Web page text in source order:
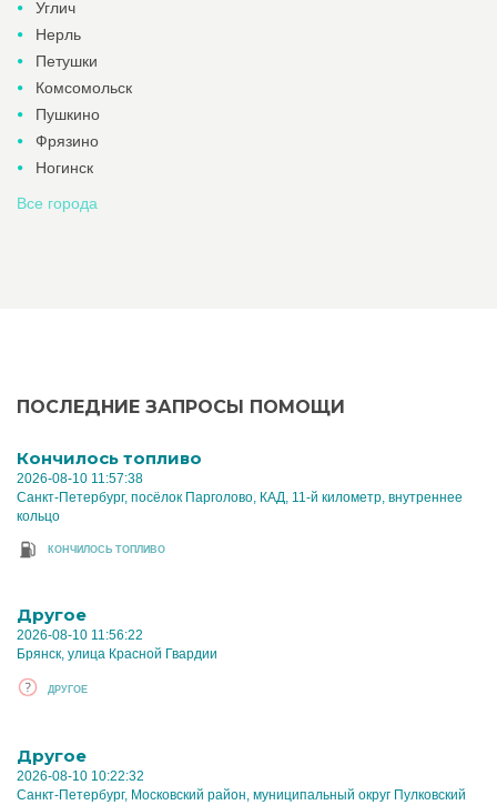
Углич
Нерль
Петушки
Комсомольск
Пушкино
Фрязино
Ногинск
Все города
ПОСЛЕДНИЕ ЗАПРОСЫ ПОМОЩИ
Кончилось топливо
2026-08-10 11:57:38
Санкт-Петербург, посёлок Парголово, КАД, 11-й километр, внутреннее
кольцо
КОНЧИЛОСЬ ТОПЛИВО
Другое
2026-08-10 11:56:22
Брянск, улица Красной Гвардии
ДРУГОЕ
Другое
2026-08-10 10:22:32
Санкт-Петербург, Московский район, муниципальный округ Пулковский